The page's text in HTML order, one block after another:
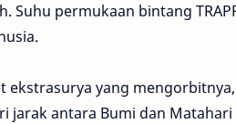
Suhu permukaan bintang
ekstrasurya yang
jarak antara Bumi dan